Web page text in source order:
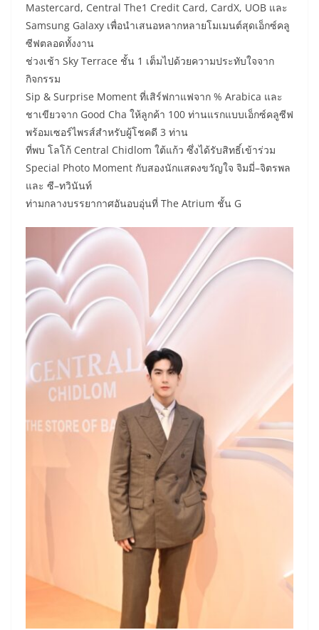
Mastercard, Central The1 Credit Card, CardX, UOB และ
Samsung Galaxy เพื่อนำเสนอหลากหลายโมเมนต์สุดเอ็กซ์คลู
ซีฟตลอดทั้งงาน
ช่วงเช้า Sky Terrace ชั้น 1 เต็มไปด้วยความประทับใจจาก
กิจกรรม
Sip & Surprise Moment ที่เสิร์ฟกาแฟจาก % Arabica และ
ชาเขียวจาก Good Cha ให้ลูกค้า 100 ท่านแรกแบบเอ็กซ์คลูซีฟ
พร้อมเซอร์ไพรส์สำหรับผู้โชคดี 3 ท่าน
ที่พบ โลโก้ Central Chidlom ใต้แก้ว ซึ่งได้รับสิทธิ์เข้าร่วม
Special Photo Moment กับสองนักแสดงขวัญใจ จิมมี่–จิตรพล
และ ซี–ทวินันท์
ท่ามกลางบรรยากาศอันอบอุ่นที่ The Atrium ชั้น G